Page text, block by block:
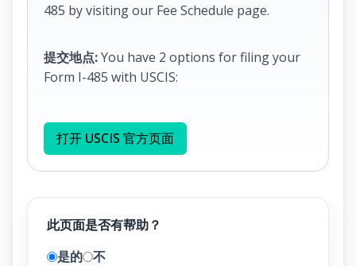
485 by visiting our Fee Schedule page.
提交地点:You have 2 options for filing your
Form I-485 with USCIS:
打开 USCIS 官方页面
此页面是否有帮助？
是的 不